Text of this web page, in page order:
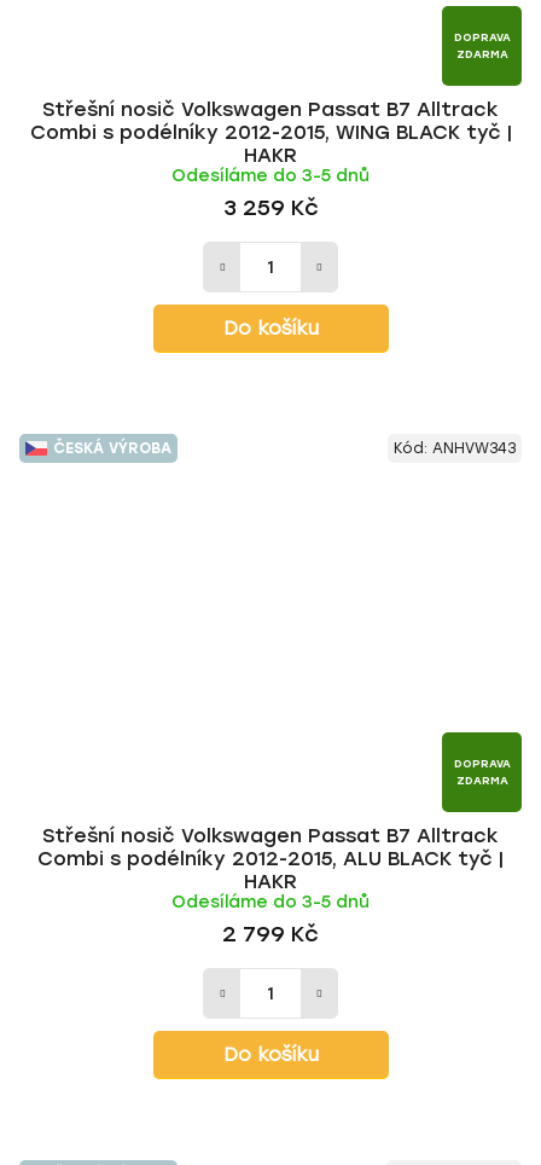
DOPRAVA
ZDARMA
Střešní nosič Volkswagen Passat B7 Alltrack
Combi s podélníky 2012-2015, WING BLACK tyč |
HAKR
Odesíláme do 3-5 dnů
3 259 Kč
Do košíku
ČESKÁ VÝROBA
DOPRAVA
ZDARMA
Střešní nosič Volkswagen Passat B7 Alltrack
Combi s podélníky 2012-2015, ALU BLACK tyč |
HAKR
Odesíláme do 3-5 dnů
2 799 Kč
Do košíku
Kód: ANHVW343